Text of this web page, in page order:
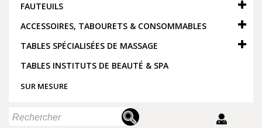
FAUTEUILS
ACCESSOIRES, TABOURETS & CONSOMMABLES
TABLES SPÉCIALISÉES DE MASSAGE
TABLES INSTITUTS DE BEAUTÉ & SPA
SUR MESURE